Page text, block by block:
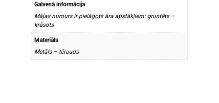
Galvenā informācija
Mājas numurs ir pielāgots āra apstākļiem: gruntēts –
krāsots
Materiāls
Metāls – tērauds